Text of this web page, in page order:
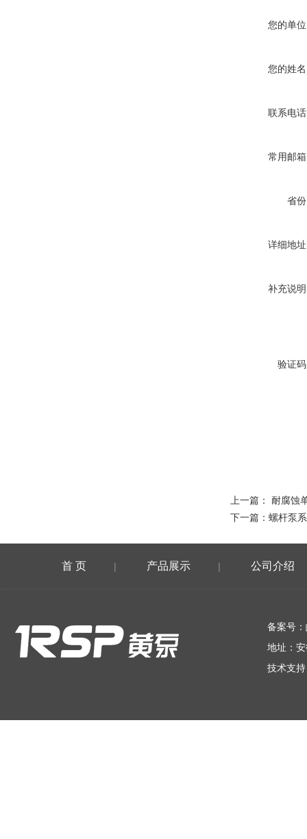
您的单
您的姓
联系电
常用邮
省
详细地
补充说
验证
上一篇： 耐腐蚀
下一篇： 螺杆泵
首 页 | 产品展示 | 公司介绍
备案号：
地址：
技术支